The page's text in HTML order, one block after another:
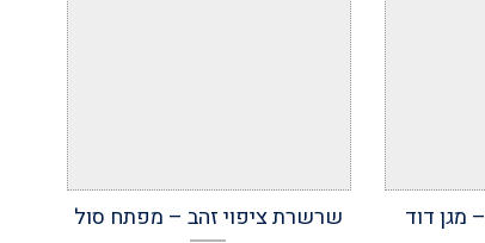
מגן דוד שרשרת ציפוי זהב – מפתח סול